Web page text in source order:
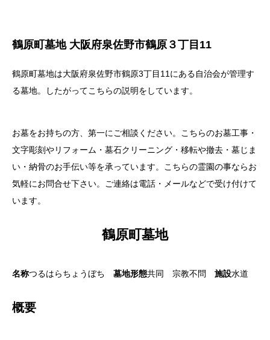
鶴原町墓地 大阪府泉佐野市鶴原３丁目11
鶴原町墓地は大阪府泉佐野市鶴原3丁目11にある自治会が管理す
る墓地。したがってこちらの説明をしています。
お墓をお持ちの方、第一にご相談ください。こちらのお墓工事・
文字彫刻やリフォーム・墓石クリーニング・移転や撤去・墓じま
い・納骨のお手伝い等を承っています。こちらの霊園の事ならお
気軽にお問合せ下さい。ご連絡は電話・メールなどで受け付けて
います。
鶴原町墓地
名称つるはらちょうぼち 墓地形態共同 宗教不問 施設水道
概要